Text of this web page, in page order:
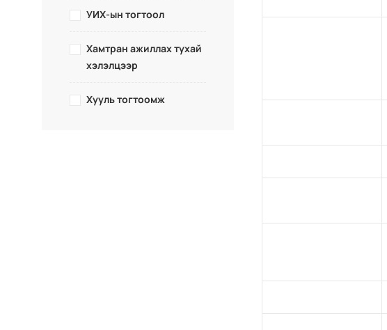
УИХ-ын тогтоол
Хамтран ажиллах тухай
хэлэлцээр
Хууль тогтоомж